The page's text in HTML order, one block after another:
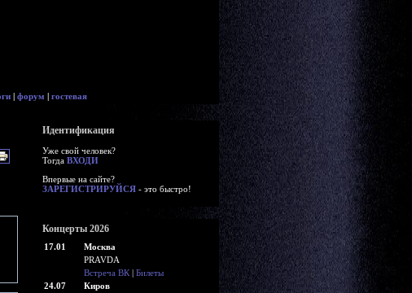
| форум | гостевая
Идентификация
Уже свой человек?
Тогда ВХОДИ
Впервые на сайте?
ЗАРЕГИСТРИРУЙСЯ - это быстро!
Концерты 2026
17.01
Москва
PRAVDA
Встреча ВК | Билеты
24.07
Киров